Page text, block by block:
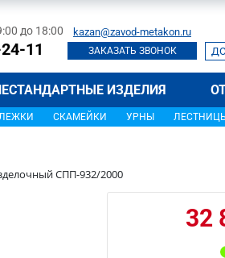
до 18:00
11
kazan@zavod-metakon.ru
ЗАКАЗАТЬ ЗВОНОК
ИЗДЕЛИЯ
СКАМЕЙКИ УРНЫ ЛЕСТНИЦЫ
СПП-932/2000
32